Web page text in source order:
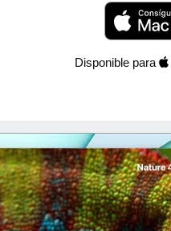
Disponible para